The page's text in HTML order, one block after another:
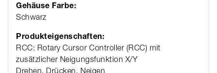
Gehäuse Farbe:
Schwarz
Produkteigenschaften:
RCC: Rotary Cursor Controller (RCC) mit
zusätzlicher Neigungsfunktion X/Y
Drehen, Drücken, Neigen